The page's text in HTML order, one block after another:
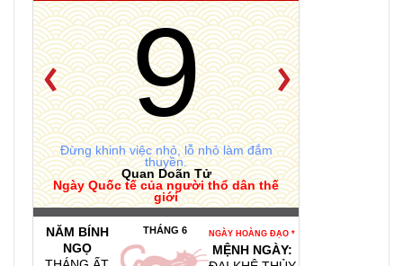
9
Đừng khinh việc nhỏ, lỗ nhỏ làm đắm
thuyền.
Quan Doãn Tử
Ngày Quốc tế của người thổ dân thế
giới
NĂM BÍNH
NGỌ
THÁNG 6 NGÀY HOÀNG ĐẠO *
MỆNH NGÀY: